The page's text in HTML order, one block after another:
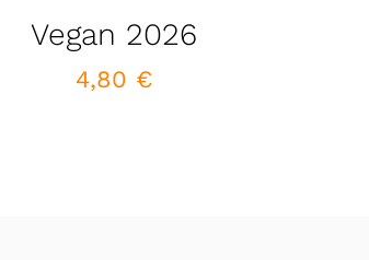
Vegan 2026
4,80 €